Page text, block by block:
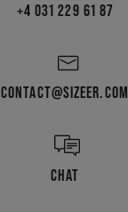
+4 031 229 61 87
CONTACT@SIZEER.COM
CHAT